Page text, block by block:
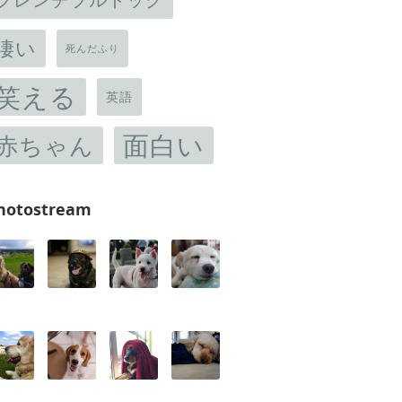
い 死んだふり
える 英語
ちゃん 面白い